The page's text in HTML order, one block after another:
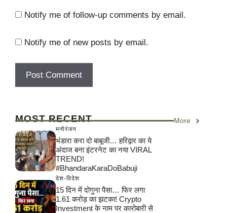
Notify me of follow-up comments by email.
Notify me of new posts by email.
MOST RECENT More
मनोरंजन
भंडारा करा दो बाबूजी… हरिद्वार का ये
अंदाज बना इंटरनेट का नया VIRAL
TREND!
#BhandaraKaraDoBabuji
देश-विदेश
15 दिन में दोगुना पैसा… फिर लगा
1.61 करोड़ का झटका! Crypto
Investment के नाम पर कारोबारी से